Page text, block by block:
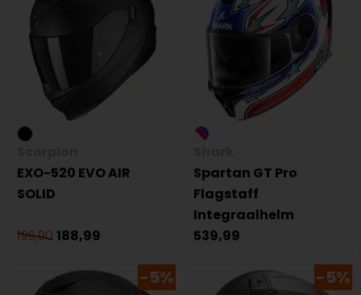
EXO-520 EVO AIR
SOLID
199,90 188,99
Spartan GT Pro
Flagstaff
Integraalhelm
539,99
-5% -5%